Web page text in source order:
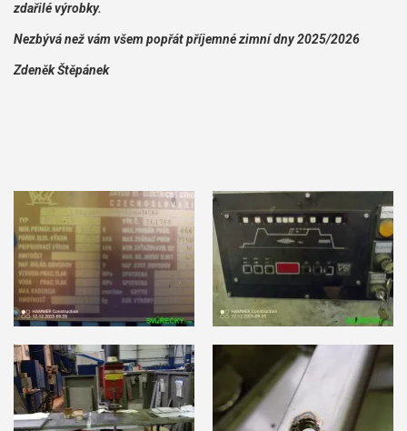
zdařilé výrobky.
Nezbývá než vám všem popřát příjemné zimní dny 2025/2026
Zdeněk Štěpánek